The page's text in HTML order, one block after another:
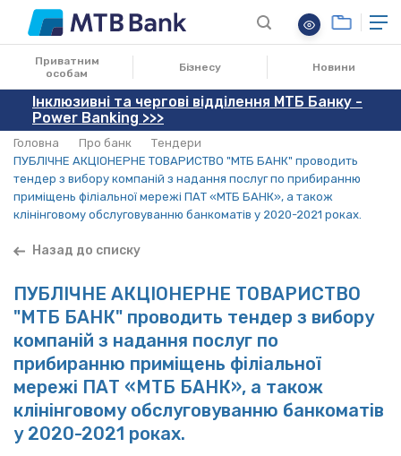
Приватним
особам
Бізнесу Новини
Інклюзивні та чергові відділення МТБ Банку -
Power Banking >>>
Головна Про банк
Тендери
ПУБЛІЧНЕ АКЦІОНЕРНЕ ТОВАРИСТВО "МТБ БАНК" проводить
тендер з вибору компаній з надання послуг по прибиранню
приміщень філіальної мережі ПАТ «МТБ БАНК», а також
клінінговому обслуговуванню банкоматів у 2020-2021 роках.
Назад до списку
ПУБЛІЧНЕ АКЦІОНЕРНЕ ТОВАРИСТВО
"МТБ БАНК" проводить тендер з вибору
компаній з надання послуг по
прибиранню приміщень філіальної
мережі ПАТ «МТБ БАНК», а також
клінінговому обслуговуванню банкоматів
у 2020-2021 роках.